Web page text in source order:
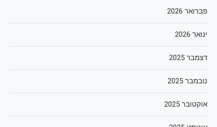
פברואר 2026
ינואר 2026
דצמבר 2025
נובמבר 2025
אוקטובר 2025